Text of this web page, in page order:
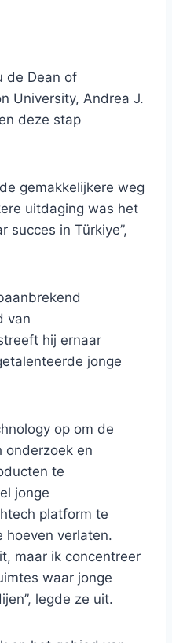
de Dean of
University, Andrea J.
deze stap
gemakkelijkere weg
uitdaging was het
succes in Türkiye”,
van
hij ernaar
jonge
op om de
onderzoek en
te
jonge
platform te
hoeven verlaten.
maar ik concentreer
waar jonge
legde ze uit.